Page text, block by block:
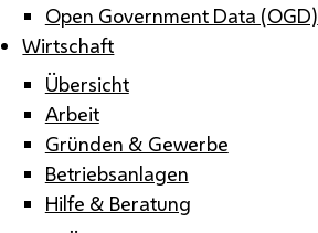
Open Government Data (OGD)
Wirtschaft
Übersicht
Arbeit
Gründen & Gewerbe
Betriebsanlagen
Hilfe & Beratung